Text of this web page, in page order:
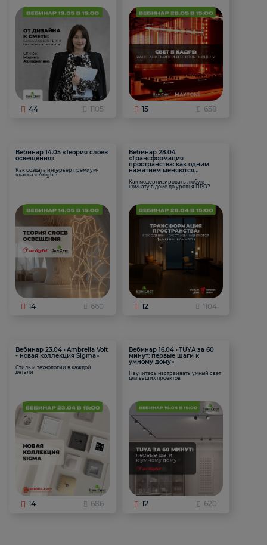
44 1105 15 658
Вебинар 14.05 «Теория слоев
освещения»
Как создать интерьер премиум-
класса с Arlight?
14 660
Вебинар 28.04
«Трансформация
пространства: как одним
нажатием меняются
Как модернизировать любую
комнату в доме до уровня ПРО?
12 1104
Вебинар 23.04 «Ambrella Volt
- новая коллекция Sigma»
Стиль и технологии в каждой
детали
14 686
Вебинар 16.04 «TUYA за 60
минут: первые шаги к
умному дому»
Научитесь настраивать умный свет
для ваших проектов
12 620